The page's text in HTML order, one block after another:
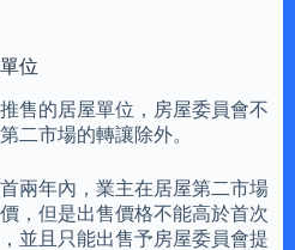
位
售的居屋單位，房屋委員會不
二市場的轉讓除外。
兩年內，業主在居屋第二市場
，但是出售價格不能高於首次
並且只能出售予房屋委員會提